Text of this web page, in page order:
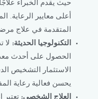
حيث يقدم الخبراء
أعلى معايير الرعاية.
المتقدمة في علاج
التكنولوجيا الحديثة: لا
الحصول على أحدث
الاستثمار التشخيص
يحسن فعالية رعاية